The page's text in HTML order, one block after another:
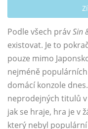
Podle všech právSin
existovat. Je to
pouze mimo
nejméně
domácí konzole
neprodejných titulů
jak se hraje, hra je v
který nebyl